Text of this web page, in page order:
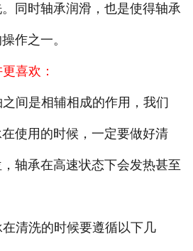
同时轴承润滑，也是使得轴承
作之一。
喜欢：
间是相辅相成的作用，我们
使用的时候，一定要做好清
轴承在高速状态下会发热甚至
清洗的时候要遵循以下几